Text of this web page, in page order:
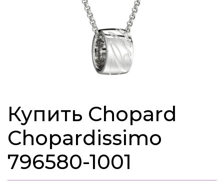
Купить Chopard
Chopardissimo
796580-1001